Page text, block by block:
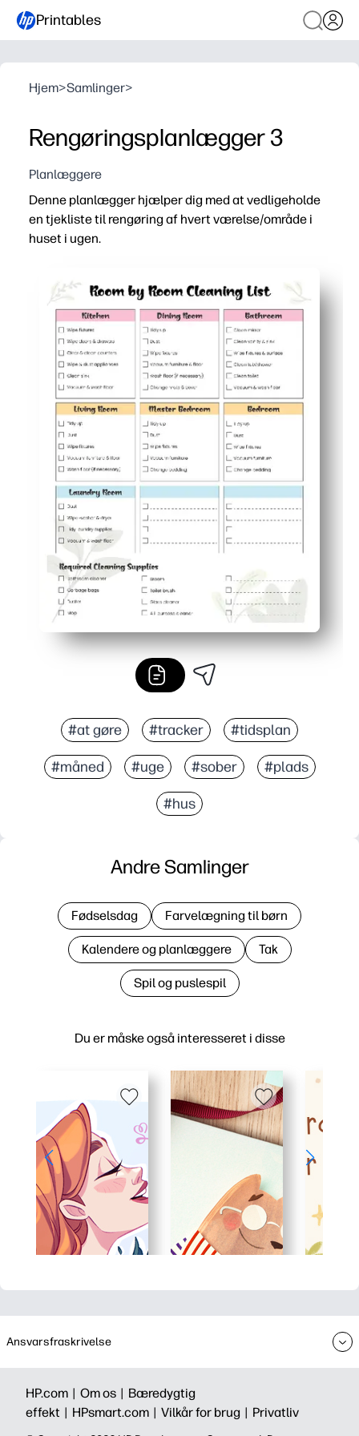
Printables
Hjem>Samlinger>
Rengøringsplanlægger 3
Planlæggere
Denne planlægger hjælper dig med at vedligeholde
en tjekliste til rengøring af hvert værelse/område i
huset i ugen.
Room-for-rum-sektioner holder opgaverne klare og
Afkrydsningsfelter og en ugentlig visning motiverer
Genanvendeligt format sparer tid - tag et foto eller
#at gøre #tracker #tidsplan
#måned #uge #sober #plads
#hus
Du er måske også interesseret i disse
Andre Samlinger
Fødselsdag Farvelægning til børn
Kalendere og planlæggere Tak
Spil og puslespil
Ansvarsfraskrivelse
HP.com | Om os | Bæredygtig
effekt | HPsmart.com | Vilkår for brug | Privatliv